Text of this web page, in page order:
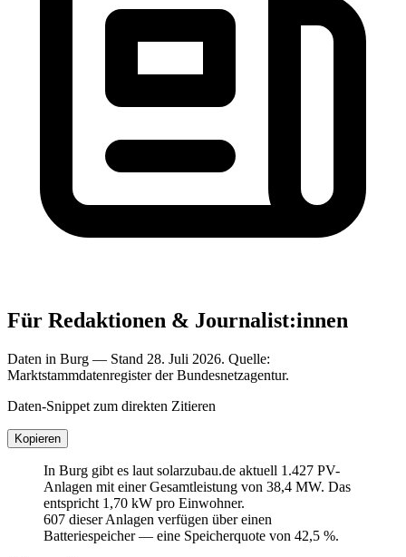
Für Redaktionen & Journalist:innen
Daten in Burg — Stand 28. Juli 2026. Quelle:
Marktstammdatenregister der Bundesnetzagentur.
Daten-Snippet zum direkten Zitieren
Kopieren
In Burg gibt es laut solarzubau.de aktuell 1.427 PV-
Anlagen mit einer Gesamtleistung von 38,4 MW. Das
entspricht 1,70 kW pro Einwohner.
607 dieser Anlagen verfügen über einen
Batteriespeicher — eine Speicherquote von 42,5 %.